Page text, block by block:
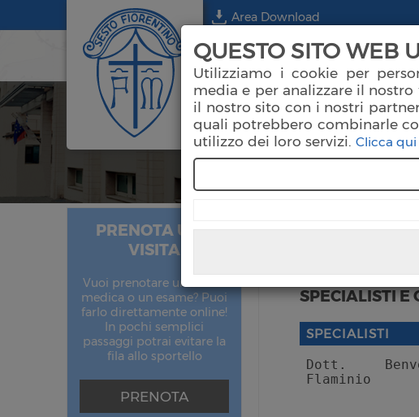
Area Download
Chi Siamo Ambulatori
PRENOTA UNA
VISITA
Vuoi prenotare una visita
medica o un esame? Puoi
farlo direttamente online!
In pochi semplici
passaggi potrai evitare la
fila allo sportello
PRENOTA
SPECIALISTI E
SPECIALISTI
Dott.
Flaminio
QUESTO SITO WEB
Utilizziamo i cookie per
media e per analizzare il
il nostro sito con i nostri
quali potrebbero combinarle
utilizzo dei loro servizi. Clicca